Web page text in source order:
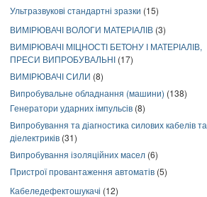
Ультразвукові стандартні зразки (15)
ВИМІРЮВАЧІ ВОЛОГИ МАТЕРІАЛІВ (3)
ВИМІРЮВАЧІ МІЦНОСТІ БЕТОНУ І МАТЕРІАЛІВ,
ПРЕСИ ВИПРОБУВАЛЬНІ (17)
ВИМІРЮВАЧІ СИЛИ (8)
Випробувальне обладнання (машини) (138)
Генератори ударних імпульсів (8)
Випробування та діагностика силових кабелів та
діелектриків (31)
Випробування ізоляційних масел (6)
Пристрої провантаження автоматів (5)
Кабеледефектошукачі (12)